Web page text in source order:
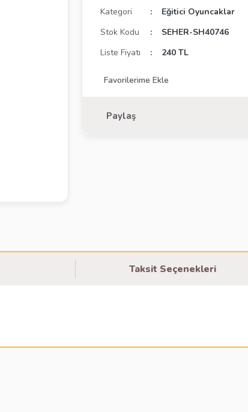
Kategori Eğitici Oyuncaklar
Stok Kodu
SEHER-SH40746
Liste Fiyatı
240 TL
Paylaş
Taksit Seçenekleri